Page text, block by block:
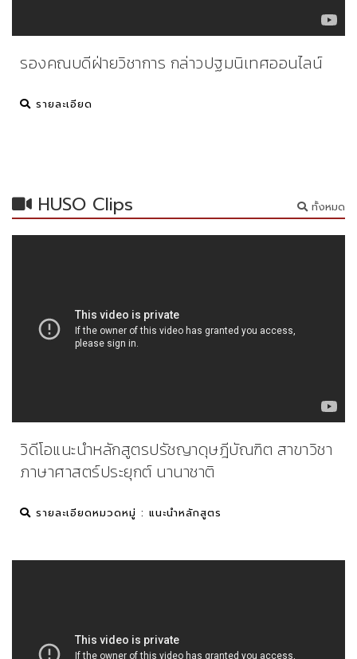
รองคณบดีฝ่ายวิชาการ กล่าวปฐมนิเทศออนไลน์
รายละเอียด
HUSO Clips ทั้งหมด
วิดีโอแนะนำหลักสูตรปรัชญาดุษฎีบัณฑิต สาขาวิชา
ภาษาศาสตร์ประยุกต์ นานาชาติ
รายละเอียดหมวดหมู่ : แนะนำหลักสูตร